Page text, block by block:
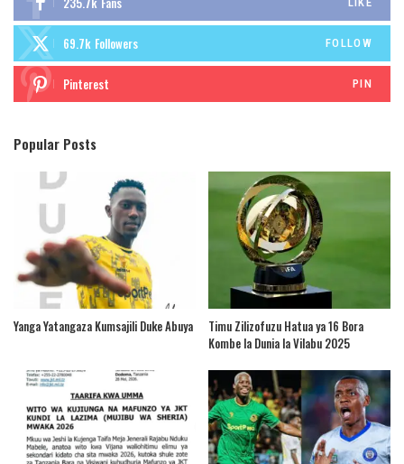
69.7k Followers FOLLOW
Pinterest PIN
Popular Posts
Yanga Yatangaza Kumsajili Duke Abuya
Timu Zilizofuzu Hatua ya 16 Bora
Kombe la Dunia la Vilabu 2025